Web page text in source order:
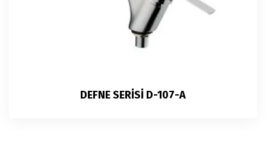
DEFNE SERİSİ D-107-A